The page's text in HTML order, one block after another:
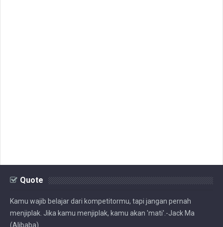
Quote
Kamu wajib belajar dari kompetitormu, tapi jangan pernah
menjiplak. Jika kamu menjiplak, kamu akan 'mati'.-Jack Ma
(Alibaba)